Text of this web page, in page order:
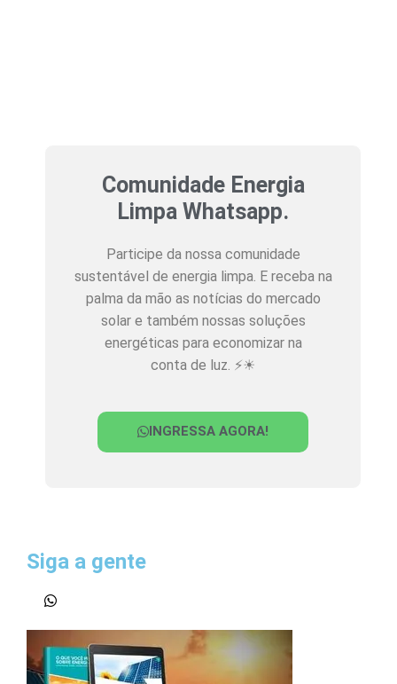
Comunidade Energia
Limpa Whatsapp.
Participe da nossa comunidade
sustentável de energia limpa. E receba na
palma da mão as notícias do mercado
solar e também nossas soluções
energéticas para economizar na
conta de luz. ⚡☀
INGRESSA AGORA!
Siga a gente